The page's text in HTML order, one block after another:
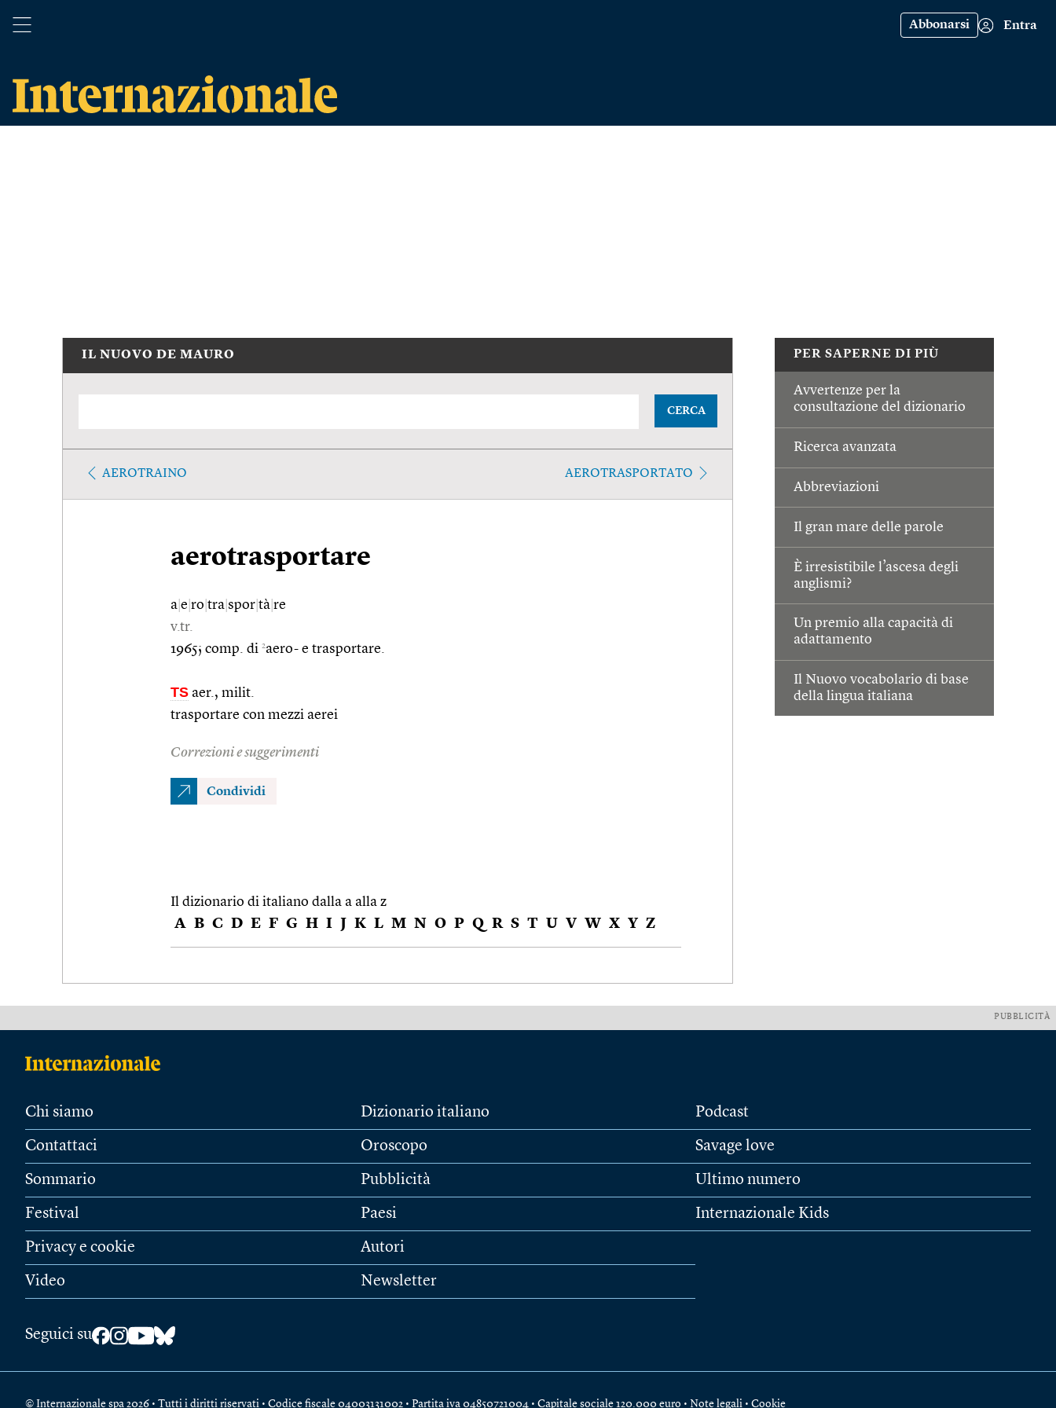
Abbonarsi Entra
PER SAPERNE DI PIÙ
Avvertenze per la
consultazione del dizionario
Ricerca avanzata
Abbreviazioni
Il gran mare delle parole
È irresistibile l’ascesa degli
anglismi?
Un premio alla capacità di
adattamento
Il Nuovo vocabolario di base
della lingua italiana
IL NUOVO DE MAURO
CERCA
AEROTRAINO AEROTRASPORTATO
aerotrasportare
a e ro tra spor tà re
v.tr.
1965; comp. di 2aero- e trasportare.
TS aer., milit.
trasportare con mezzi aerei
Correzioni e suggerimenti
Condividi
Il dizionario di italiano dalla a alla z
A B C D E F G H I J K L M N O P Q R S T U V W X Y Z
PUBBLICITÀ
Chi siamo
Contattaci
Sommario
Festival
Privacy e cookie
Video
Dizionario italiano
Oroscopo
Pubblicità
Paesi
Autori
Newsletter
Podcast
Savage love
Ultimo numero
Internazionale Kids
Seguici su
© Internazionale spa 2026 • Tutti i diritti riservati • Codice fiscale 04003131002 • Partita iva 04850721004 • Capitale sociale 120.000 euro • Note legali • Cookie